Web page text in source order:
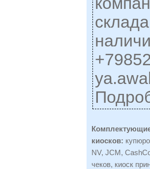
киосков:
NV, JCM,
чеков, киоск